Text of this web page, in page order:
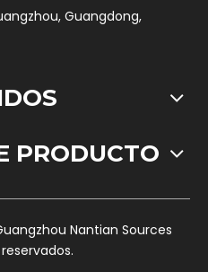
Guangdong,
PRODUCTO
Nantian Sources